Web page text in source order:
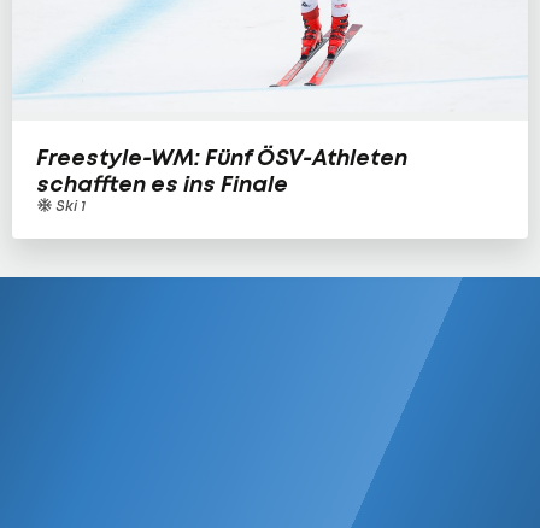
Freestyle-WM: Fünf ÖSV-Athleten
schafften es ins Finale
Ski 1